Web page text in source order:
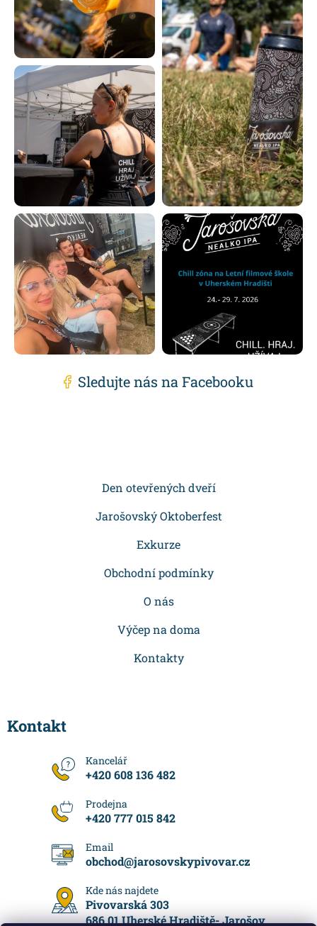
Sledujte nás na Facebooku
Den otevřených dveří
Jarošovský Oktoberfest
Exkurze
Obchodní podmínky
O nás
Výčep na doma
Kontakty
Kontakt
obchod@jarosovskypivovar.cz
+420 608 136 482
+420 777 015 842
Pivovarská 303
686 01 Uherské Hradiště- Jarošov